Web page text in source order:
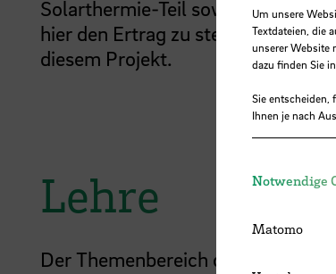
Solarthermie-Teil sowohl Wärme
hier den Ertrag zu steigern. Diese
diesem Projekt.
Lehre
Der Themenbereich der
Um unsere
Textdateien, die
unserer Website
dazu finden Sie
Sie entscheiden,
Ihnen je nach
Notwendige
Matomo